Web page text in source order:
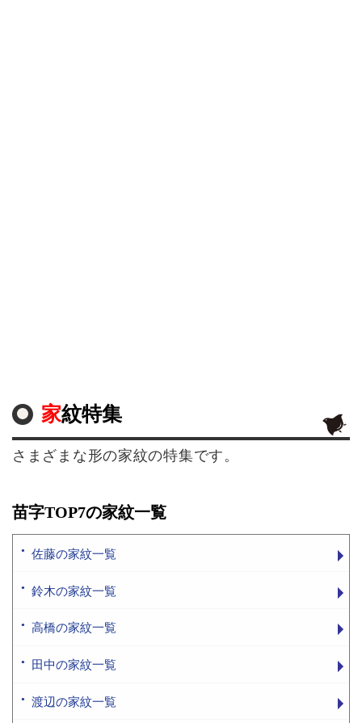
家紋特集
さまざまな形の家紋の特集です。
苗字TOP7の家紋一覧
佐藤の家紋一覧
鈴木の家紋一覧
高橋の家紋一覧
田中の家紋一覧
渡辺の家紋一覧